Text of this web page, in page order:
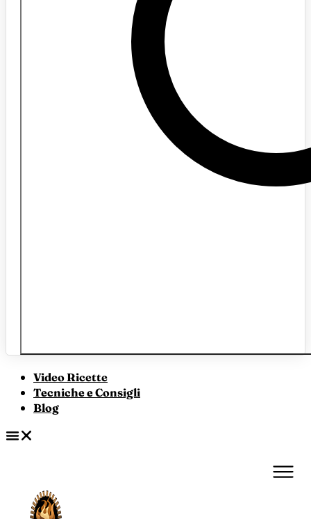
Video Ricette
Tecniche e Consigli
Blog